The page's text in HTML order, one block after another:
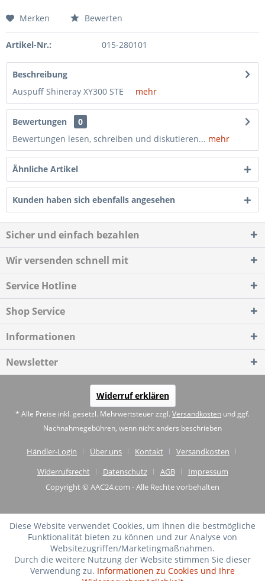
Merken Bewerten
Artikel-Nr.: 015-280101
Beschreibung
Auspuff Shineray XY300 STE mehr
Bewertungen
0
Bewertungen lesen, schreiben und diskutieren... mehr
Ähnliche Artikel
Kunden haben sich ebenfalls angesehen
Sicher und einfach bezahlen
Wir versenden schnell mit
Service Hotline
Shop Service
Informationen
Newsletter
Widerruf erklären
* Alle Preise inkl. gesetzl. Mehrwertsteuer zzgl. Versandkosten und ggf.
Nachnahmegebühren, wenn nicht anders beschrieben
Händler-Login Über uns Kontakt
Versandkosten
Widerrufsrecht
Datenschutz AGB
Impressum
Copyright © AAC24.com - Alle Rechte vorbehalten
Diese Website verwendet Cookies, um Ihnen die bestmögliche
Funktionalität bieten zu können und zur Analyse von
Websitezugriffen/Marketingmaßnahmen.
Durch die weitere Nutzung der Website stimmen Sie dieser
Verwendung zu. Informationen zu Cookies und Ihre